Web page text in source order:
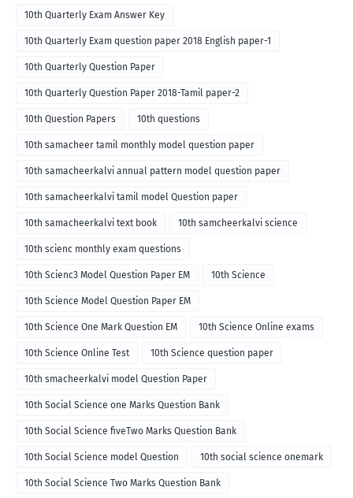
10th Quarterly Exam Answer Key
10th Quarterly Exam question paper 2018 English paper-1
10th Quarterly Question Paper
10th Quarterly Question Paper 2018-Tamil paper-2
10th Question Papers 10th questions
10th samacheer tamil monthly model question paper
10th samacheerkalvi annual pattern model question paper
10th samacheerkalvi tamil model Question paper
10th samacheerkalvi text book 10th samcheerkalvi science
10th scienc monthly exam questions
10th Scienc3 Model Question Paper EM 10th Science
10th Science Model Question Paper EM
10th Science One Mark Question EM 10th Science Online exams
10th Science Online Test 10th Science question paper
10th smacheerkalvi model Question Paper
10th Social Science one Marks Question Bank
10th Social Science fiveTwo Marks Question Bank
10th Social Science model Question 10th social science onemark
10th Social Science Two Marks Question Bank